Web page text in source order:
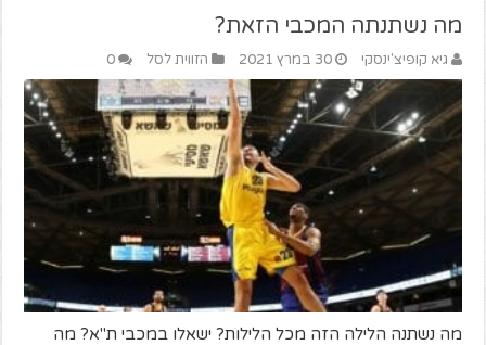
מה נשתנתה המכבי הזאת?
גיא קופיצ'ינסקי 30 במרץ 2021 הזווית לסל 0
מה נשתנה הלילה הזה מכל הלילות? ישאלו במכבי ת"א? מה